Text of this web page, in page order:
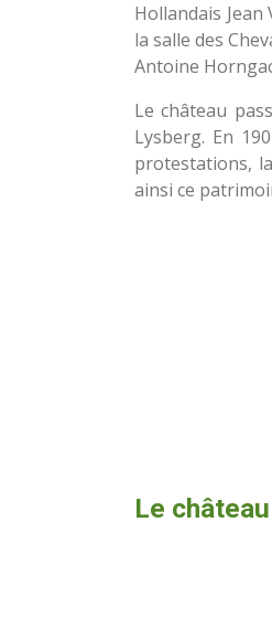
Hollandais
la salle des
Antoine
Le château
Lysberg. En
protestations,
ainsi ce
Le château